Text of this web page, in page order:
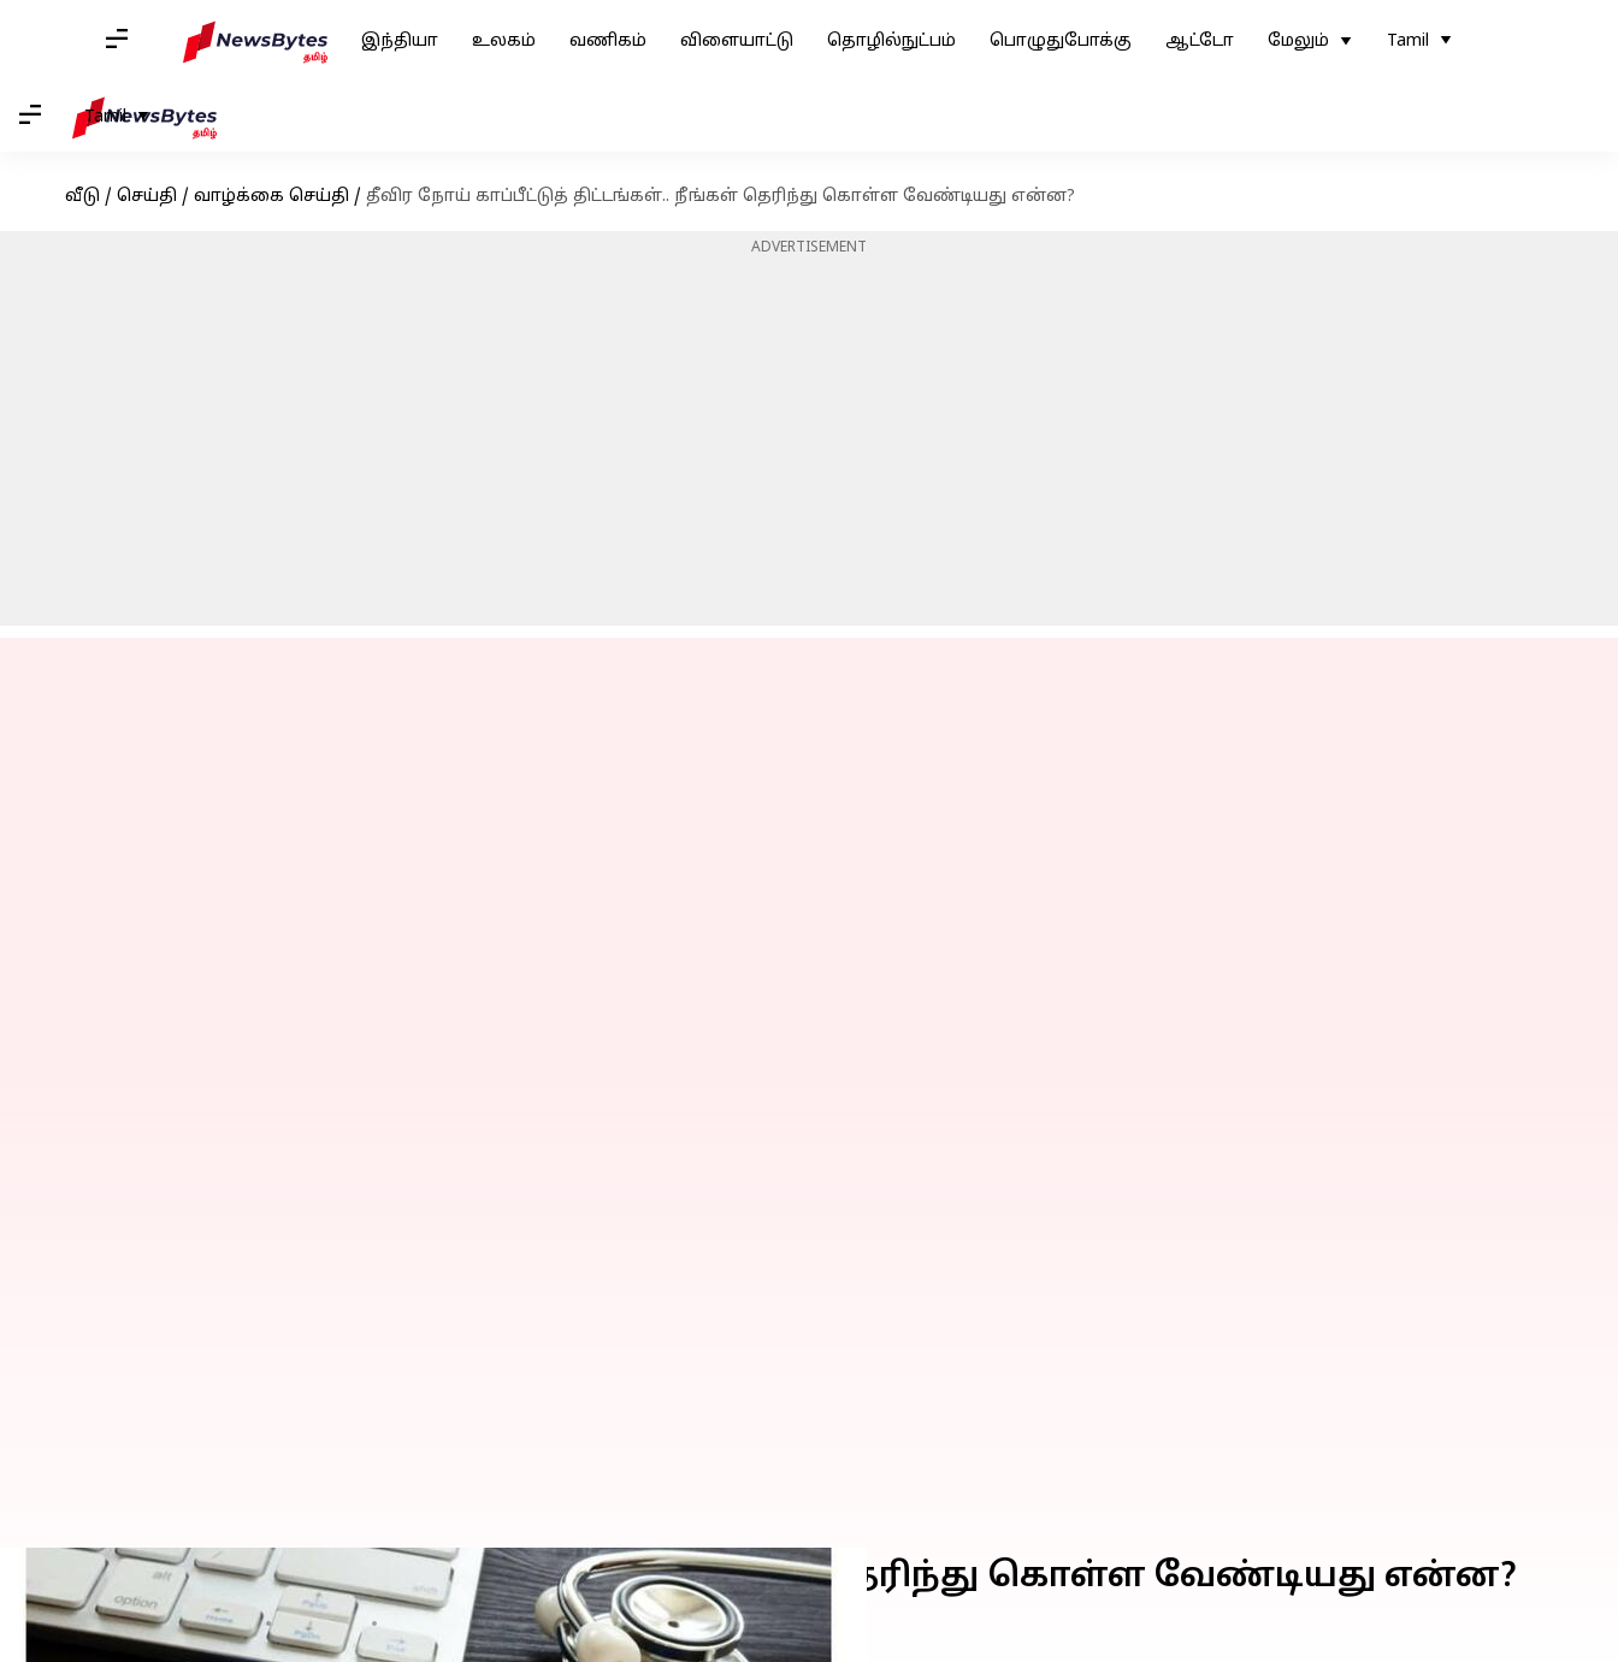
இந்தியா உலகம் வணிகம் விளையாட்டு தொழில்நுட்பம் பொழுதுபோக்கு ஆட்டோ மேலும் Tamil
Tamil
வீடு / செய்தி / வாழ்க்கை செய்தி / தீவிர நோய் காப்பீட்டுத் திட்டங்கள்.. நீங்கள் தெரிந்து கொள்ள வேண்டியது என்ன?
ADVERTISEMENT
தீவிர நோய் காப்பீட்டுத் திட்டங்கள்.. நீங்கள் தெரிந்து கொள்ள வேண்டியது என்ன?
எழுதியவர் Prasanna Venkatesh Apr 19, 2023